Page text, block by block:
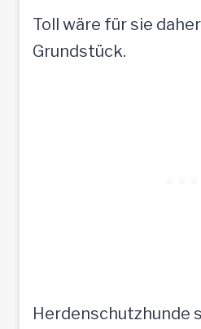
Toll wäre für sie
Grundstück.
Herdenschutzhunde